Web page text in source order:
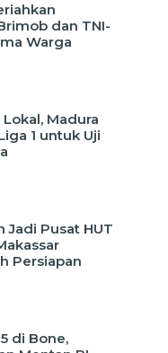
dan TNI-
Warga
Madura
1 untuk Uji
Jadi Pusat HUT
Persiapan
di Bone,